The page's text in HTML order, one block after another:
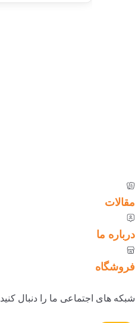
مقالات
درباره ما
فروشگاه
شبکه های اجتماعی ما را دنبال کنید